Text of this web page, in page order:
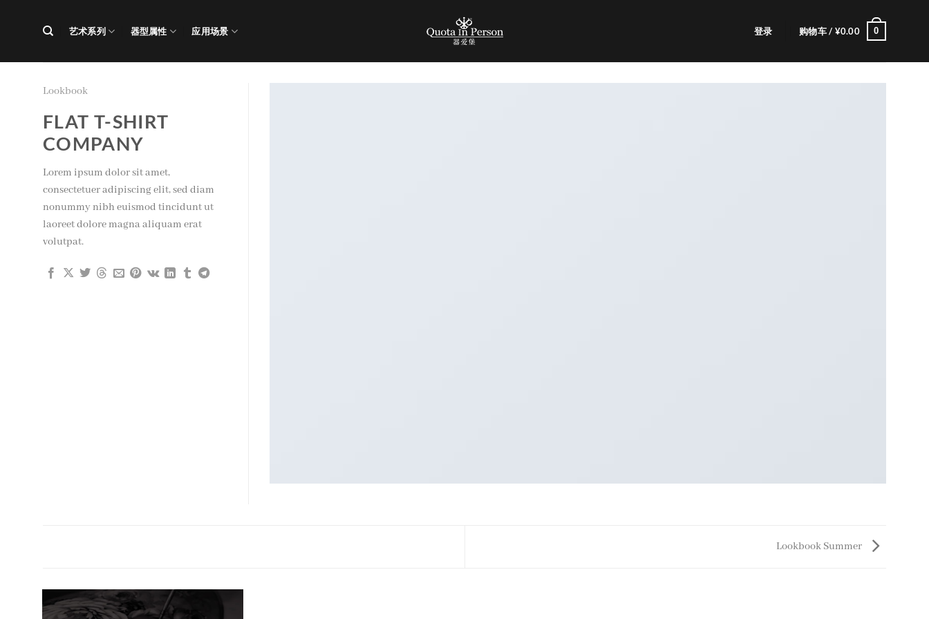
容
艺术系列 器型属性 应用场景 登录 购物车 / ¥0.00 0
Lookbook
FLAT T-SHIRT
COMPANY
Lorem ipsum dolor sit amet,
consectetuer adipiscing elit, sed diam
nonummy nibh euismod tincidunt ut
laoreet dolore magna aliquam erat
volutpat.
Lookbook Summer